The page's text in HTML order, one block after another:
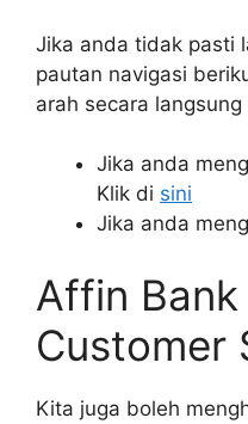
Jika anda tidak pasti
pautan navigasi
arah secara
Jika anda
Klik di sini
Jika anda
Affin
Customer
Kita juga boleh